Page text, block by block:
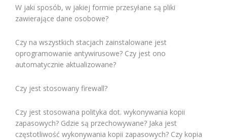
W jaki sposób, w jakiej formie przesyłane są pliki
zawierające dane osobowe?
Czy na wszystkich stacjach zainstalowane jest
oprogramowanie antywirusowe? Czy jest ono
automatycznie aktualizowane?
Czy jest stosowany firewall?
Czy jest stosowana polityka dot. wykonywania kopii
zapasowych? Gdzie są przechowywane? Jaka jest
częstotliwość wykonywania kopii zapasowych? Czy kopia